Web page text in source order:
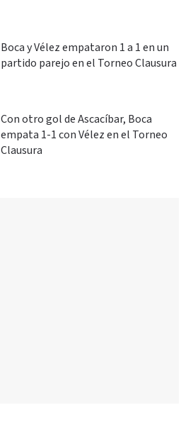
Boca y Vélez empataron 1 a 1 en un
partido parejo en el Torneo Clausura
Con otro gol de Ascacíbar, Boca
empata 1-1 con Vélez en el Torneo
Clausura